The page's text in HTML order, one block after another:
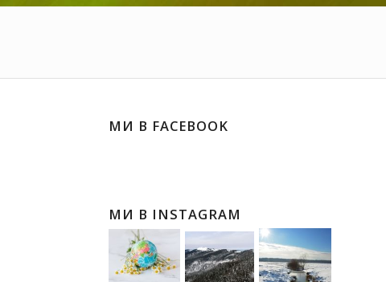
МИ В FACEBOOK
МИ В INSTAGRAM